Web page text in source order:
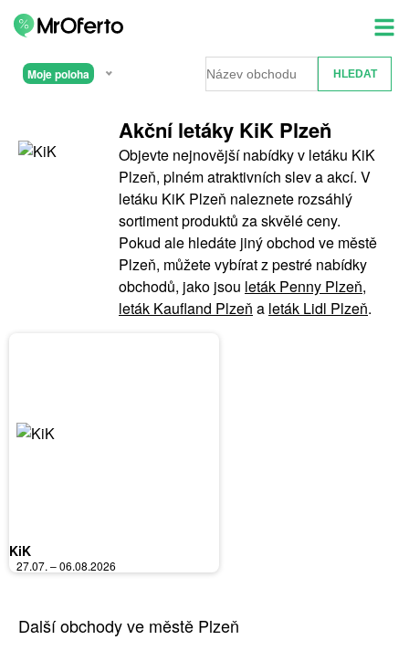
Moje poloha
Akční letáky KiK Plzeň
Objevte nejnovější nabídky v letáku KiK
Plzeň, plném atraktivních slev a akcí. V
letáku KiK Plzeň naleznete rozsáhlý
sortiment produktů za skvělé ceny.
Pokud ale hledáte jiný obchod ve městě
Plzeň, můžete vybírat z pestré nabídky
obchodů, jako jsou leták Penny Plzeň,
leták Kaufland Plzeň a leták Lidl Plzeň.
KiK
27.07. – 06.08.2026
Další obchody ve městě Plzeň